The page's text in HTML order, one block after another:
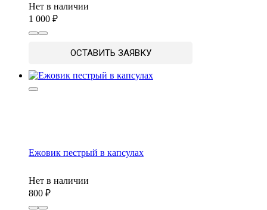
Нет в наличии
1 000
ОСТАВИТЬ ЗАЯВКУ
Ежовик пестрый в капсулах
Нет в наличии
800